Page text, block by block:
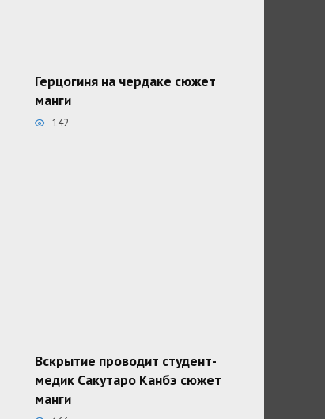
Герцогиня на чердаке сюжет
манги
142
Вскрытие проводит студент-
медик Сакутаро Канбэ сюжет
манги